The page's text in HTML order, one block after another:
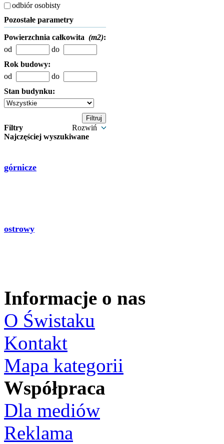
odbiór osobisty
Pozostałe parametry
Powierzchnia całkowita (m2):
od
do
Rok budowy:
od
do
Stan budynku:
Filtry
Rozwiń
Najczęściej wyszukiwane
górnicze
ostrowy
Informacje o nas
O Świstaku
Kontakt
Mapa kategorii
Współpraca
Dla mediów
Reklama